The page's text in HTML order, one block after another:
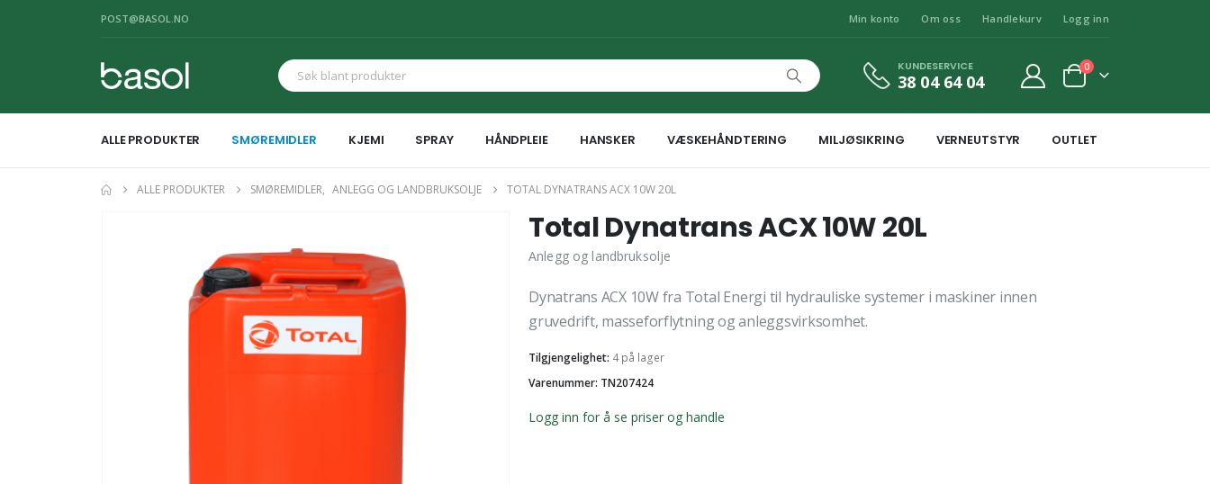
POST@BASOL.NO Min konto Om oss Handlekurv Logg inn
KUNDESERVICE
38 04 64 04
0
ALLE PRODUKTER SMØREMIDLER KJEMI SPRAY HÅNDPLEIE HANSKER VÆSKEHÅNDTERING MILJØSIKRING VERNEUTSTYR OUTLET
ALLE PRODUKTER SMØREMIDLER, ANLEGG OG LANDBRUKSOLJE TOTAL DYNATRANS ACX 10W 20L
Total Dynatrans ACX 10W 20L
Anlegg og landbruksolje
Dynatrans ACX 10W fra Total Energi til hydrauliske systemer i maskiner innen
gruvedrift, masseforflytning og anleggsvirksomhet.
Tilgjengelighet: 4 på lager
Varenummer: TN207424
Logg inn for å se priser og handle